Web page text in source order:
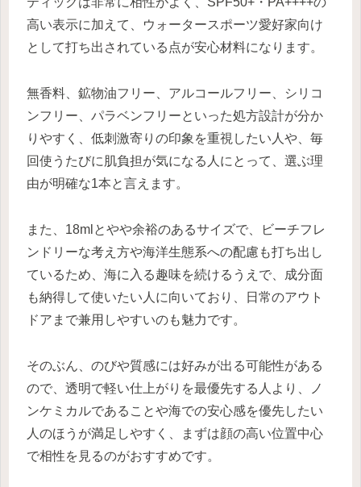
高い表示に加えて、ウォータースポーツ愛好家向け
として打ち出されている点が安心材料になります。
無香料、鉱物油フリー、アルコールフリー、シリコ
ンフリー、パラベンフリーといった処方設計が分か
りやすく、低刺激寄りの印象を重視したい人や、毎
回使うたびに肌負担が気になる人にとって、選ぶ理
由が明確な1本と言えます。
また、18mlとやや余裕のあるサイズで、ビーチフレ
ンドリーな考え方や海洋生態系への配慮も打ち出し
ているため、海に入る趣味を続けるうえで、成分面
も納得して使いたい人に向いており、日常のアウト
ドアまで兼用しやすいのも魅力です。
そのぶん、のびや質感には好みが出る可能性がある
ので、透明で軽い仕上がりを最優先する人より、ノ
ンケミカルであることや海での安心感を優先したい
人のほうが満足しやすく、まずは顔の高い位置中心
で相性を見るのがおすすめです。